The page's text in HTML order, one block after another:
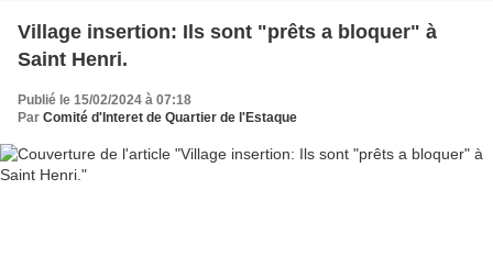
Village insertion: Ils sont "prêts a bloquer" à
Saint Henri.
Publié le 15/02/2024 à 07:18
Par Comité d'Interet de Quartier de l'Estaque